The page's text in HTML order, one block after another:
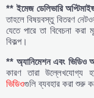
** ইমেজ ডেলিভারি
তাহলে বিষয়বস্তু বিতরণ
যেতে পারে তা বিবেচনা
বিকল্প।
** অ্যানিমেশনএবং ভিডিও
কারণ তারা উল্লেখযোগ্য
ভিডিওগুলি ব্যবহার করা শুরু